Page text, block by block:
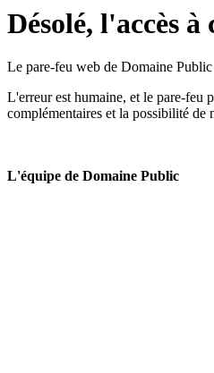
Désolé, l'accès à
Le pare-feu web de Domaine Public
L'erreur est humaine, et le pare-feu
complémentaires et la possibilité de
L'équipe de Domaine Public